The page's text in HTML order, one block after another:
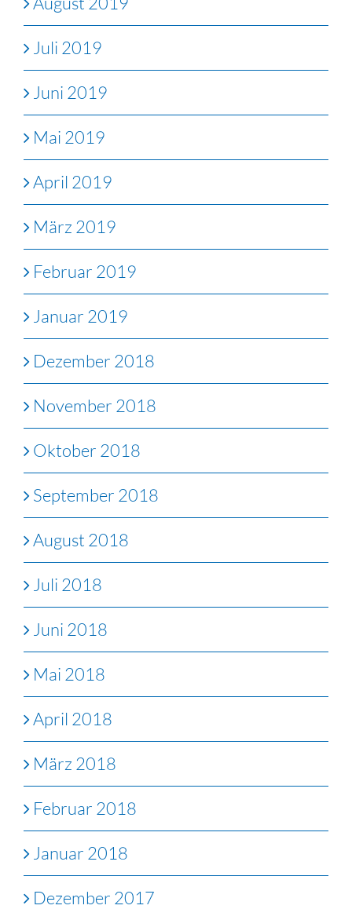
Juli 2019
Juni 2019
Mai 2019
April 2019
März 2019
Februar 2019
Januar 2019
Dezember 2018
November 2018
Oktober 2018
September 2018
August 2018
Juli 2018
Juni 2018
Mai 2018
April 2018
März 2018
Februar 2018
Januar 2018
Dezember 2017